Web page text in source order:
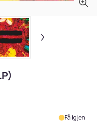
Få igjen